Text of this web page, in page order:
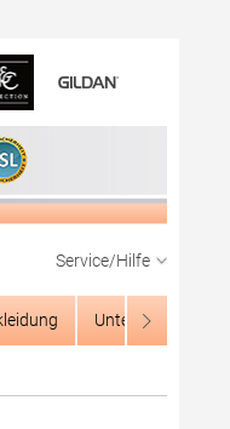
Service/Hilfe
Unterwäsche